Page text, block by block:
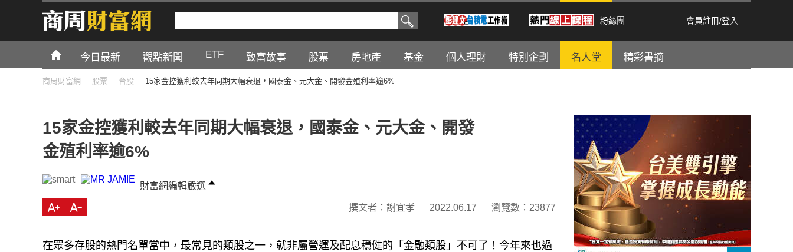
粉絲團 會員註冊/登入
今日最新 觀點新聞 ETF 致富故事 股票 房地產 基金 個人理財 特別企劃 名人堂 精彩書摘
商周財富網 股票 台股 15家金控獲利較去年同期大幅衰退，國泰金、元大金、開發金殖利率逾6%
15家金控獲利較去年同期大幅衰退，國泰金、元大金、開發
金殖利率逾6%
財富網編輯嚴選
撰文者：謝宜孝 2022.06.17 瀏覽數：23877
在眾多存股的熱門名單當中，最常見的類股之一，就非屬營運及配息穩健的「金融類股」不可了！今年來也過